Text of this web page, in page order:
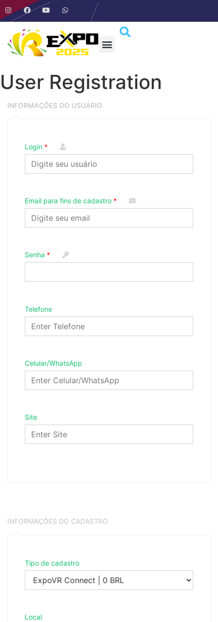
User Registration
INFORMAÇÕES DO USUÁRIO
Login
Email para fins de cadastro
Senha
Telefone
Celular/WhatsApp
Site
INFORMAÇÕES DO CADASTRO
Tipo de cadastro
Local